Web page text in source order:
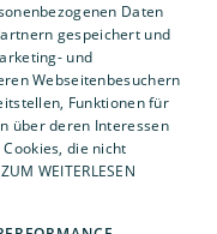
benötigen
Sie in unserer
Daten
gespeichert und
und
Webseitenbesuchern
Funktionen für
über deren Interessen
die nicht
WEITERLESEN